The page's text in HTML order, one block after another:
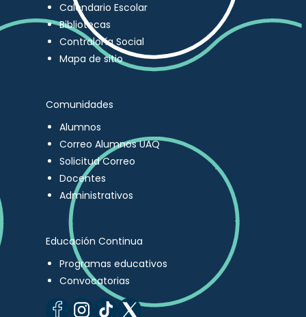
Calendario Escolar
Bibliotecas
Contraloría Social
Mapa de sitio
Comunidades
Alumnos
Correo Alumnos UAQ
Solicitud Correo
Docentes
Administrativos
Educación Continua
Programas educativos
Convocatorias